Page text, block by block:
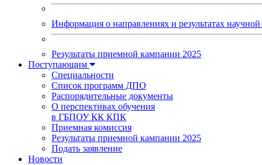
Информация о направлениях и результатах научной
Результаты приемной кампании 2025
Поступающим
Специальности
Список программ ДПО
Распорядительные документы
О перспективах обучения
в ГБПОУ КК КПК
Приемная комиссия
Результаты приемной кампании 2025
Подать заявление
Новости